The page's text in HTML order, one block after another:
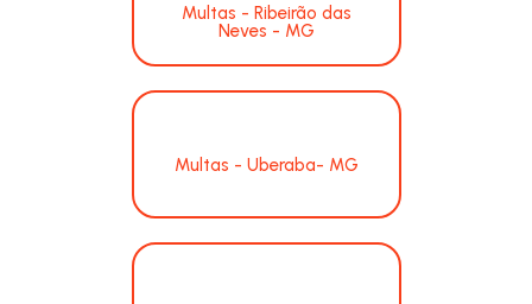
Multas - Ribeirão das
Neves - MG
Multas - Uberaba- MG